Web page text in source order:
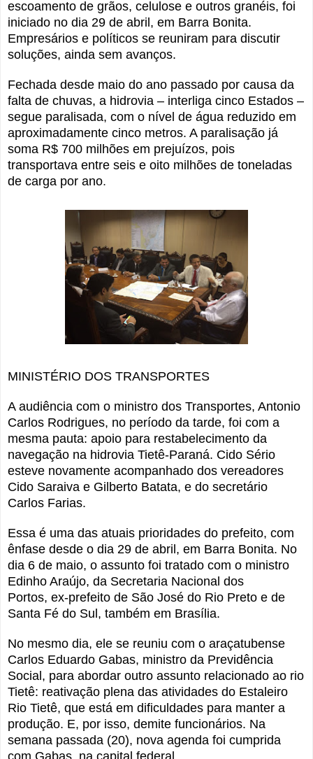
escoamento de grãos, celulose e outros granéis, foi
iniciado no dia 29 de abril, em Barra Bonita.
Empresários e políticos se reuniram para discutir
soluções, ainda sem avanços.
Fechada desde maio do ano passado por causa da
falta de chuvas, a hidrovia – interliga cinco Estados –
segue paralisada, com o nível de água reduzido em
aproximadamente cinco metros. A paralisação já
soma R$ 700 milhões em prejuízos, pois
transportava entre seis e oito milhões de toneladas
de carga por ano.
MINISTÉRIO DOS TRANSPORTES
A audiência com o ministro dos Transportes, Antonio
Carlos Rodrigues, no período da tarde, foi com a
mesma pauta: apoio para restabelecimento da
navegação na hidrovia Tietê-Paraná. Cido Sério
esteve novamente acompanhado dos vereadores
Cido Saraiva e Gilberto Batata, e do secretário
Carlos Farias.
Essa é uma das atuais prioridades do prefeito, com
ênfase desde o dia 29 de abril, em Barra Bonita. No
dia 6 de maio, o assunto foi tratado com o ministro
Edinho Araújo, da Secretaria Nacional dos
Portos, ex-prefeito de São José do Rio Preto e de
Santa Fé do Sul, também em Brasília.
No mesmo dia, ele se reuniu com o araçatubense
Carlos Eduardo Gabas, ministro da Previdência
Social, para abordar outro assunto relacionado ao rio
Tietê: reativação plena das atividades do Estaleiro
Rio Tietê, que está em dificuldades para manter a
produção. E, por isso, demite funcionários. Na
semana passada (20), nova agenda foi cumprida
com Gabas, na capital federal.